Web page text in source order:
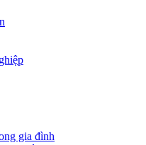
gia đình